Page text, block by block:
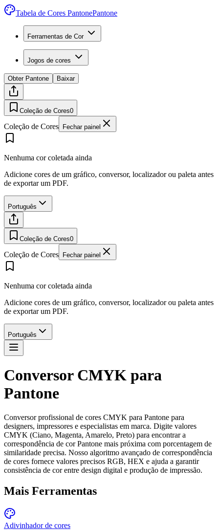
Tabela de Cores PantonePantone
Ferramentas de Cor
Jogos de cores
Obter Pantone Baixar
Coleção de Cores0
Coleção de Cores Fechar painel
Nenhuma cor coletada ainda
Adicione cores de um gráfico, conversor, localizador ou paleta antes
de exportar um PDF.
Português
Coleção de Cores0
Coleção de Cores Fechar painel
Nenhuma cor coletada ainda
Adicione cores de um gráfico, conversor, localizador ou paleta antes
de exportar um PDF.
Português
Conversor CMYK para
Pantone
Conversor profissional de cores CMYK para Pantone para
designers, impressores e especialistas em marca. Digite valores
CMYK (Ciano, Magenta, Amarelo, Preto) para encontrar a
correspondência de cor Pantone mais próxima com porcentagem de
similaridade precisa. Nosso algoritmo avançado de correspondência
de cores fornece valores precisos RGB, HEX e ajuda a garantir
consistência de cor entre design digital e produção de impressão.
Mais Ferramentas
Adivinhador de cores